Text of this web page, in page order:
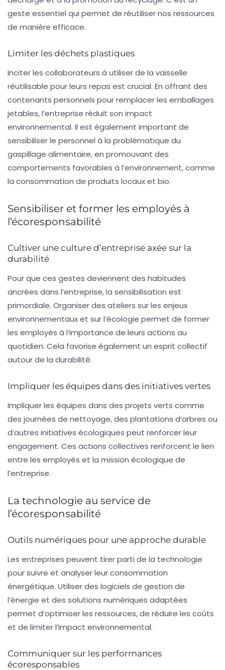
geste essentiel qui permet de réutiliser nos ressources
de manière efficace.
Limiter les déchets plastiques
Inciter les collaborateurs à utiliser de la vaisselle
réutilisable pour leurs repas est crucial. En offrant des
contenants personnels pour remplacer les emballages
jetables, l’entreprise réduit son impact
environnemental. Il est également important de
sensibiliser le personnel à la problématique du
gaspillage alimentaire, en promouvant des
comportements favorables à l’environnement, comme
la consommation de produits locaux et bio.
Sensibiliser et former les employés à
l’écoresponsabilité
Cultiver une culture d’entreprise axée sur la
durabilité
Pour que ces gestes deviennent des habitudes
ancrées dans l’entreprise, la sensibilisation est
primordiale. Organiser des ateliers sur les enjeux
environnementaux et sur l’écologie permet de former
les employés à l’importance de leurs actions au
quotidien. Cela favorise également un esprit collectif
autour de la durabilité.
Impliquer les équipes dans des initiatives vertes
Impliquer les équipes dans des projets verts comme
des journées de nettoyage, des plantations d’arbres ou
d’autres initiatives écologiques peut renforcer leur
engagement. Ces actions collectives renforcent le lien
entre les employés et la mission écologique de
l’entreprise.
La technologie au service de
l’écoresponsabilité
Outils numériques pour une approche durable
Les entreprises peuvent tirer parti de la technologie
pour suivre et analyser leur consommation
énergétique. Utiliser des logiciels de gestion de
l’énergie et des solutions numériques adaptées
permet d’optimiser les ressources, de réduire les coûts
et de limiter l’impact environnemental.
Communiquer sur les performances
écoresponsables